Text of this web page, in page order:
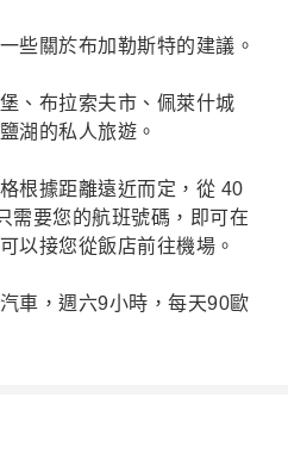
些關於布加勒斯特的建議。
、布拉索夫市、佩萊什城
湖的私人旅遊。
根據距離遠近而定，從 40
需要您的航班號碼，即可在
以接您從飯店前往機場。
車，週六9小時，每天90歐